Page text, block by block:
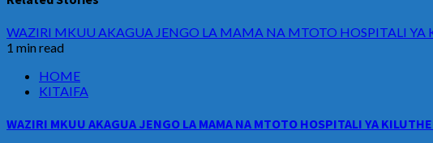
WAZIRI MKUU AKAGUA JENGO LA MAMA NA MTOTO HOSPITALI YA
1 min read
HOME
KITAIFA
WAZIRI MKUU AKAGUA JENGO LA MAMA NA MTOTO HOSPITALI YA